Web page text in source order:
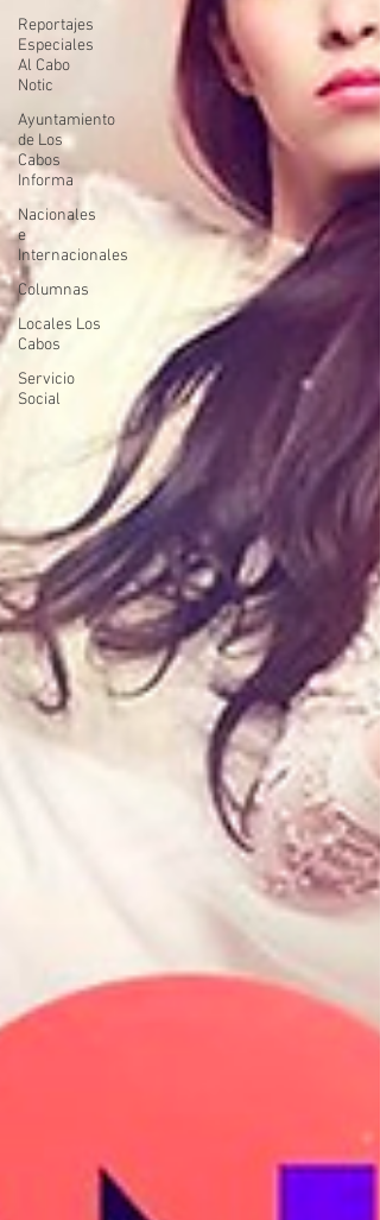
Reportajes
Especiales
Al Cabo
Notic
Ayuntamiento
de Los
Cabos
Informa
Nacionales
e
Internacionales
Columnas
Locales Los
Cabos
Servicio
Social